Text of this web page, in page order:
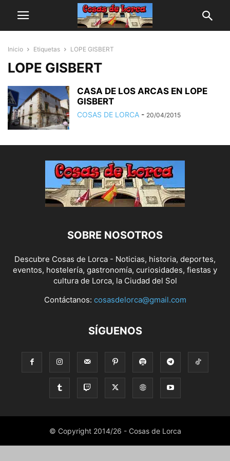
Inicio Etiquetas LOPE GISBERT
LOPE GISBERT
CASA DE LOS ARCAS EN LOPE
GISBERT
COSAS DE LORCA - 20/04/2015
SOBRE NOSOTROS
Descubre Cosas de Lorca - Noticias, historia, deportes,
eventos, hostelería, gastronomía, curiosidades, fiestas y
cultura de Lorca, la Ciudad del Sol
Contáctanos: cosasdelorca@gmail.com
SÍGUENOS
© Copyright 2014/26 - Cosas de Lorca